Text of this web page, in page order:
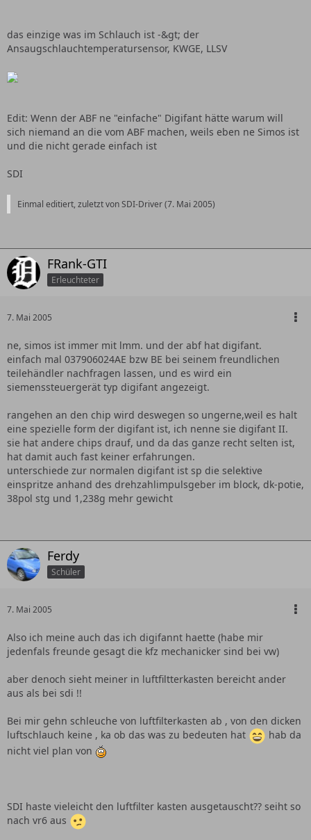
das einzige was im Schlauch ist -&gt; der
Ansaugschlauchtemperatursensor, KWGE, LLSV
Edit: Wenn der ABF ne "einfache" Digifant hätte warum will
sich niemand an die vom ABF machen, weils eben ne Simos ist
und die nicht gerade einfach ist
SDI
Einmal editiert, zuletzt von SDI-Driver (7. Mai 2005)
FRank-GTI
Erleuchteter
7. Mai 2005
ne, simos ist immer mit lmm. und der abf hat digifant.
einfach mal 037906024AE bzw BE bei seinem freundlichen
teilehändler nachfragen lassen, und es wird ein
siemenssteuergerät typ digifant angezeigt.
rangehen an den chip wird deswegen so ungerne,weil es halt
eine spezielle form der digifant ist, ich nenne sie digifant II.
sie hat andere chips drauf, und da das ganze recht selten ist,
hat damit auch fast keiner erfahrungen.
unterschiede zur normalen digifant ist sp die selektive
einspritze anhand des drehzahlimpulsgeber im block, dk-potie,
38pol stg und 1,238g mehr gewicht
Ferdy
Schüler
7. Mai 2005
Also ich meine auch das ich digifannt haette (habe mir
jedenfals freunde gesagt die kfz mechanicker sind bei vw)
aber denoch sieht meiner in luftfiltterkasten bereicht ander
aus als bei sdi !!
Bei mir gehn schleuche von luftfilterkasten ab , von den dicken
luftschlauch keine , ka ob das was zu bedeuten hat
hab da
nicht viel plan von
SDI haste vieleicht den luftfilter kasten ausgetauscht?? seiht so
nach vr6 aus